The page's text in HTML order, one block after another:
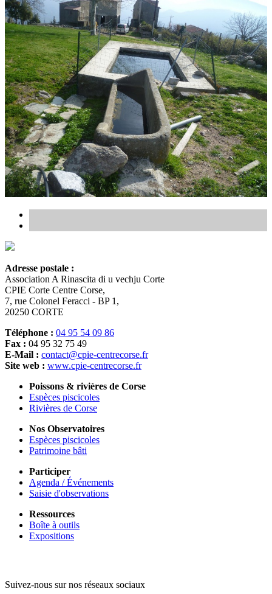
Adresse postale :
Association A Rinascita di u vechju Corte
CPIE Corte Centre Corse,
7, rue Colonel Feracci - BP 1,
20250 CORTE
Téléphone : 04 95 54 09 86
Fax : 04 95 32 75 49
E-Mail : contact@cpie-centrecorse.fr
Site web : www.cpie-centrecorse.fr
Poissons & rivières de Corse
Espèces piscicoles
Rivières de Corse
Nos Observatoires
Espèces piscicoles
Patrimoine bâti
Participer
Agenda / Événements
Saisie d'observations
Ressources
Boîte à outils
Expositions
Suivez-nous sur nos réseaux sociaux